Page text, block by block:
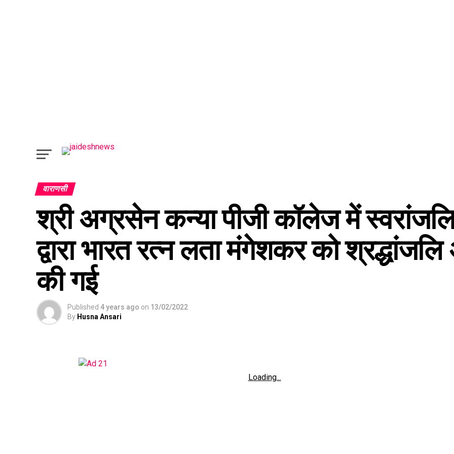
वाराणसी
श्री अग्रसेन कन्या पीजी कॉलेज में
द्वारा भारत रत्न लता मंगेशकर को श्रद्धांजलि
की गई
Published 4 years ago on 13/02/2022
By Husna Ansari
Loading...